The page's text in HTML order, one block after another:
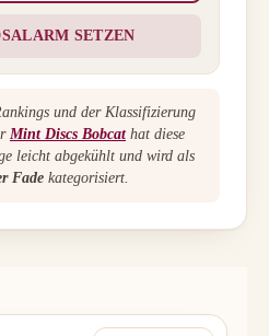
SETZEN
und der Klassifizierung
Mint Discs Bobcathat diese
leicht abgekühlt und wird als
Fadekategorisiert.